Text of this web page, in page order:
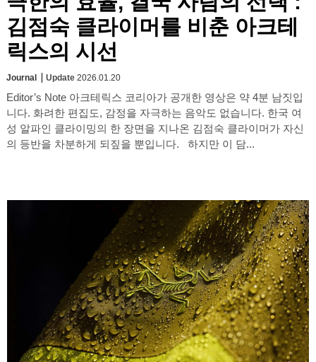
김점숙 클라이머를 비춘 아크테
릭스의 시선
Journal Update 2026.01.20
Editor’s Note 아크테릭스 코리아가 공개한 영상은 약 4분 남짓입
니다. 화려한 편집도, 감정을 자극하는 음악도 없습니다. 한국 여
성 알파인 클라이밍의 한 장면을 지나온 김점숙 클라이머가 자신
의 등반을 차분하게 되짚을 뿐입니다. 하지만 이 담...